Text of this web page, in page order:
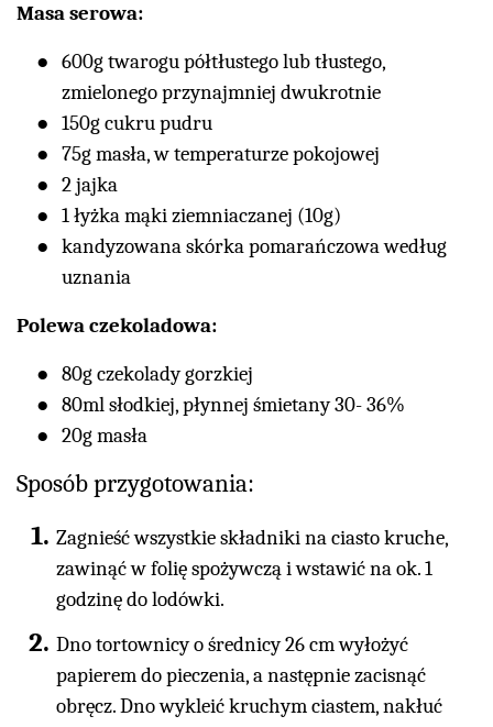
Masa serowa:
600g twarogu półtłustego lub tłustego,
zmielonego przynajmniej dwukrotnie
150g cukru pudru
75g masła, w temperaturze pokojowej
2 jajka
1 łyżka mąki ziemniaczanej (10g)
kandyzowana skórka pomarańczowa według
uznania
Polewa czekoladowa:
80g czekolady gorzkiej
80ml słodkiej, płynnej śmietany 30- 36%
20g masła
Sposób przygotowania:
Zagnieść wszystkie składniki na ciasto kruche,
zawinąć w folię spożywczą i wstawić na ok. 1
godzinę do lodówki.
Dno tortownicy o średnicy 26 cm wyłożyć
papierem do pieczenia, a następnie zacisnąć
obręcz. Dno wykleić kruchym ciastem, nakłuć